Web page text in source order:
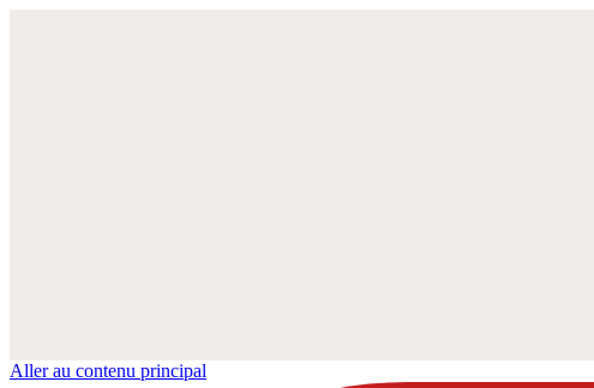
Aller au contenu principal